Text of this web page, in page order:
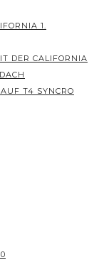
1.
DER CALIFORNIA
T4 SYNCRO